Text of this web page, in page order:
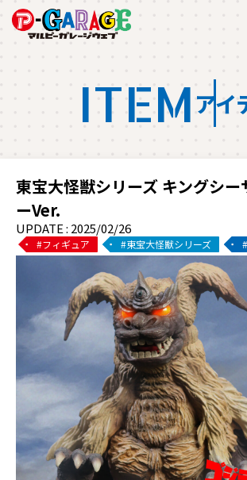
ITEM アイ
東宝大怪獣シリーズ キングシー
ーVer.
UPDATE : 2025/02/26
フィギュア 東宝大怪獣シリーズ